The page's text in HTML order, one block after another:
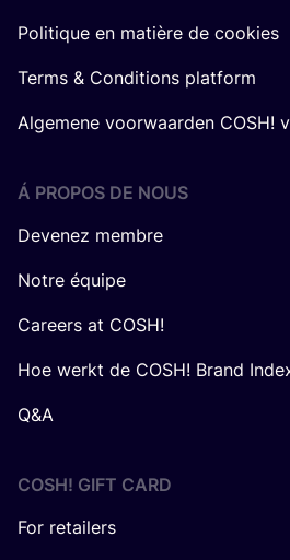
Politique en matière de cookies
Terms & Conditions platform
Algemene voorwaarden COSH!
Á PROPOS DE NOUS
Devenez membre
Notre équipe
Careers at COSH!
Hoe werkt de COSH! Brand
Q&A
COSH! GIFT CARD
For retailers